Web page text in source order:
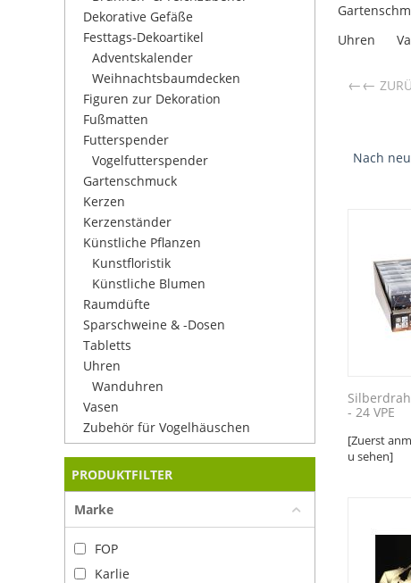
Dekorative Gefäße
Festtags-Dekoartikel
Adventskalender
Weihnachtsbaumdecken
Figuren zur Dekoration
Fußmatten
Futterspender
Vogelfutterspender
Gartenschmuck
Kerzen
Kerzenständer
Künstliche Pflanzen
Kunstfloristik
Künstliche Blumen
Raumdüfte
Sparschweine & -Dosen
Tabletts
Uhren
Wanduhren
Vasen
Zubehör für Vogelhäuschen
PRODUKTFILTER
Marke
FOP
Karlie
Uhren
←
Nach
- 24 VPE
[Zuerst
u sehen]